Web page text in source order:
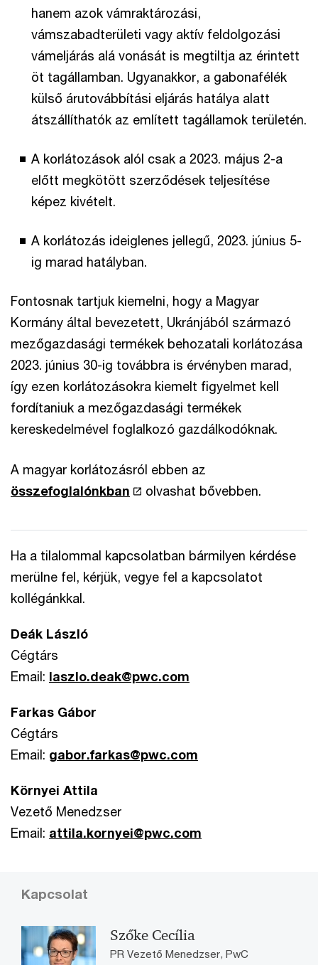
hanem azok vámraktározási,
vámszabadterületi vagy aktív feldolgozási
vámeljárás alá vonását is megtiltja az érintett
öt tagállamban. Ugyanakkor, a gabonafélék
külső árutovábbítási eljárás hatálya alatt
átszállíthatók az említett tagállamok területén.
A korlátozások alól csak a 2023. május 2-a
előtt megkötött szerződések teljesítése
képez kivételt.
A korlátozás ideiglenes jellegű, 2023. június 5-
ig marad hatályban.
Fontosnak tartjuk kiemelni, hogy a Magyar
Kormány által bevezetett, Ukránjából származó
mezőgazdasági termékek behozatali korlátozása
2023. június 30-ig továbbra is érvényben marad,
így ezen korlátozásokra kiemelt figyelmet kell
fordítaniuk a mezőgazdasági termékek
kereskedelmével foglalkozó gazdálkodóknak.
A magyar korlátozásról ebben az
összefoglalónkban
olvashat bővebben.
Ha a tilalommal kapcsolatban bármilyen kérdése
merülne fel, kérjük, vegye fel a kapcsolatot
kollégánkkal.
Deák László
Cégtárs
Email: laszlo.deak@pwc.com
Farkas Gábor
Cégtárs
Email: gabor.farkas@pwc.com
Környei Attila
Vezető Menedzser
Email: attila.kornyei@pwc.com
Kapcsolat
Szőke Cecília
PR Vezető Menedzser, PwC